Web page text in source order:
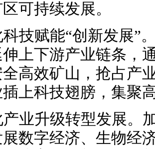
可持续发展。
科技赋能“创新发展”
上下游产业链条，
高效矿山，抢占产
上科技翅膀，集聚
产业升级转型发展。
数字经济、生物经